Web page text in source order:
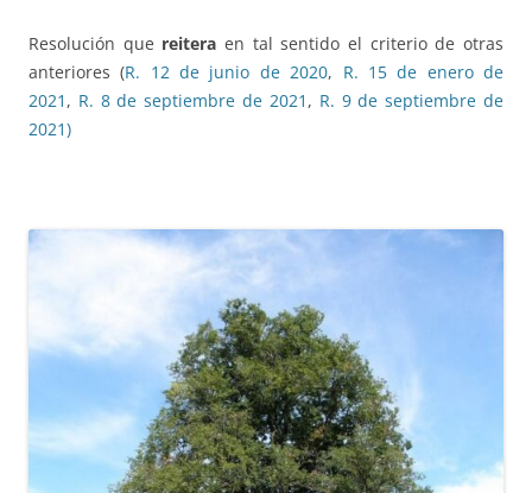
Resolución que reitera en tal sentido el criterio de otras
anteriores (R. 12 de junio de 2020, R. 15 de enero de
2021 , R. 8 de septiembre de 2021 , R. 9 de septiembre de
2021)